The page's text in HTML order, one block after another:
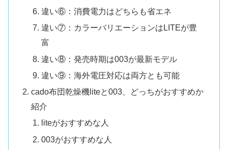
違い⑥：消費電力はどちらも省エネ
違い⑦：カラーバリエーションはLITEが豊
富
違い⑧：発売時期は003が最新モデル
違い⑨：海外電圧対応は両方とも可能
cado布団乾燥機liteと003、どっちがおすすめか
紹介
liteがおすすめな人
003がおすすめな人